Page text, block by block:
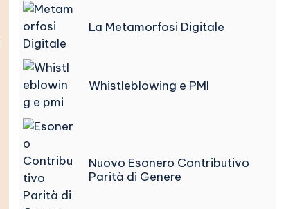
La Metamorfosi Digitale
Whistleblowing e PMI
Nuovo Esonero Contributivo
Parità di Genere